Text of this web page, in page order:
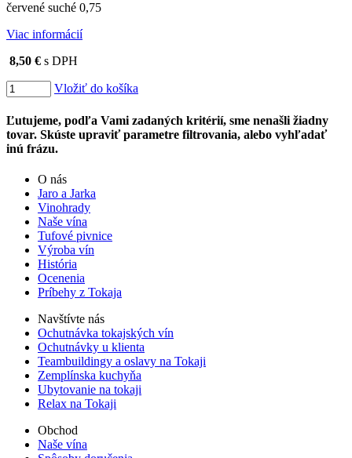
červené suché 0,75
Viac informácií
8,50 € s DPH
Vložiť do košíka
Ľutujeme, podľa Vami zadaných kritérií, sme nenašli žiadny
tovar. Skúste upraviť parametre filtrovania, alebo vyhľadať
inú frázu.
O nás
Jaro a Jarka
Vinohrady
Naše vína
Tufové pivnice
Výroba vín
História
Ocenenia
Príbehy z Tokaja
Navštívte nás
Ochutnávka tokajských vín
Ochutnávky u klienta
Teambuildingy a oslavy na Tokaji
Zemplínska kuchyňa
Ubytovanie na tokaji
Relax na Tokaji
Obchod
Naše vína